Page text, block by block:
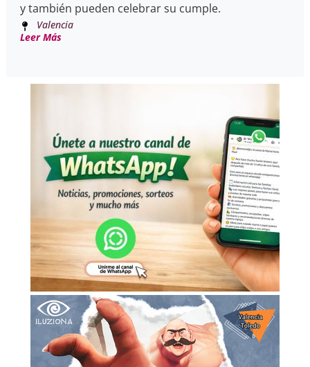
y también pueden celebrar su cumple.
Valencia
Leer Más